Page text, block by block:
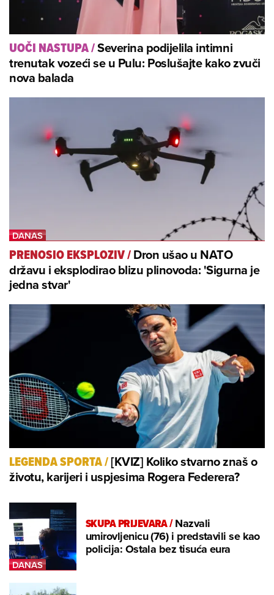
UOČI NASTUPA/Severina podijelila intimni
trenutak vozeći se u Pulu: Poslušajte kako zvuči
nova balada
PRENOSIO EKSPLOZIV/Dron ušao u NATO
državu i eksplodirao blizu plinovoda: 'Sigurna je
jedna stvar'
LEGENDA SPORTA/[KVIZ] Koliko stvarno znaš o
životu, karijeri i uspjesima Rogera Federera?
SKUPA PRIJEVARA/Nazvali
umirovljenicu (76) i predstavili se kao
policija: Ostala bez tisuća eura